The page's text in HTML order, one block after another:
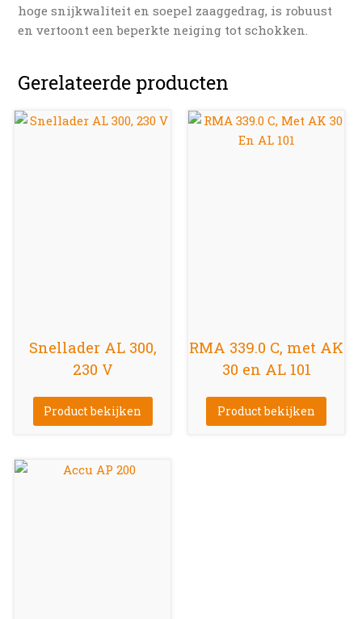
hoge snijkwaliteit en soepel zaaggedrag, is robuust
en vertoont een beperkte neiging tot schokken.
Gerelateerde producten
Snellader AL 300,
230 V
Product bekijken
RMA 339.0 C, met AK
30 en AL 101
Product bekijken